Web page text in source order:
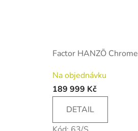
Factor HANZŌ Chrome
Na objednávku
189 999 Kč
DETAIL